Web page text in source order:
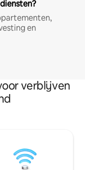
en
verblijven